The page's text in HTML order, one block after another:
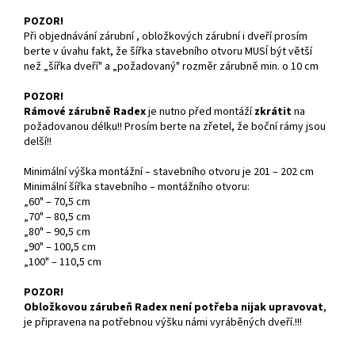
POZOR!
Při objednávání zárubní , obložkových zárubní i dveří prosím
berte v úvahu fakt, že šířka stavebního otvoru MUSÍ být větší
než „šířka dveří" a „požadovaný" rozměr zárubně min. o 10 cm
POZOR!
Rámové zárubně Radexje nutno před montážízkrátitna
požadovanou délku!! Prosím berte na zřetel, že boční rámy jsou
delší!!
Minimální výška montážní – stavebního otvoru je 201 – 202 cm
Minimální šířka stavebního – montážního otvoru:
„60" – 70,5 cm
„70" – 80,5 cm
„80" – 90,5 cm
„90" – 100,5 cm
„100" – 110,5 cm
POZOR!
Obložkovou zárubeň Radex není potřeba nijak upravovat,
je připravena na potřebnou výšku námi vyráběných dveří.!!!